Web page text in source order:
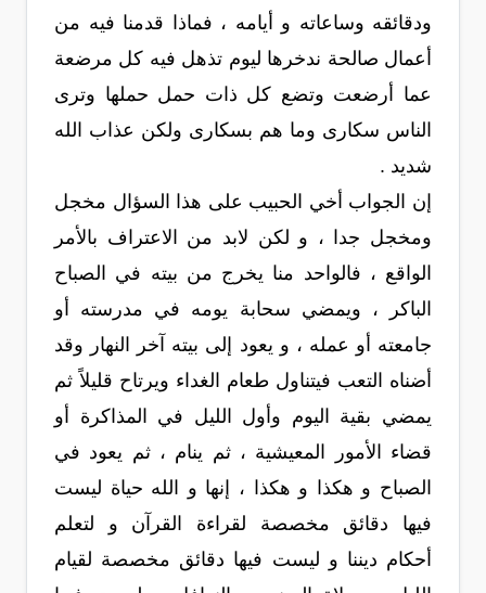
ودقائقه وساعاته و أيامه ، فماذا قدمنا فيه من
أعمال صالحة ندخرها ليوم تذهل فيه كل مرضعة
عما أرضعت وتضع كل ذات حمل حملها وترى
الناس سكارى وما هم بسكارى ولكن عذاب الله
شديد .
إن الجواب أخي الحبيب على هذا السؤال مخجل
ومخجل جدا ، و لكن لابد من الاعتراف بالأمر
الواقع ، فالواحد منا يخرج من بيته في الصباح
الباكر ، ويمضي سحابة يومه في مدرسته أو
جامعته أو عمله ، و يعود إلى بيته آخر النهار وقد
أضناه التعب فيتناول طعام الغداء ويرتاح قليلاً ثم
يمضي بقية اليوم وأول الليل في المذاكرة أو
قضاء الأمور المعيشية ، ثم ينام ، ثم يعود في
الصباح و هكذا و هكذا ، إنها و الله حياة ليست
فيها دقائق مخصصة لقراءة القرآن و لتعلم
أحكام ديننا و ليست فيها دقائق مخصصة لقيام